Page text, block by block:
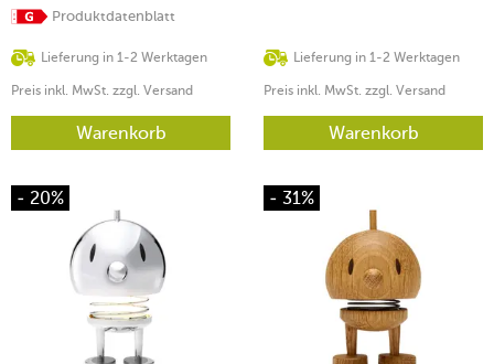
Lieferung in 1-2 Werktagen
Preis inkl. MwSt. zzgl. Versand
Produktdatenblatt
Warenkorb
Lieferung in 1-2 Werktagen
Preis inkl. MwSt. zzgl. Versand
Warenkorb
- 20% - 31%